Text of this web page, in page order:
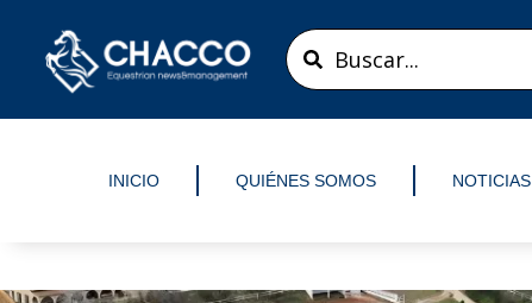
contenido
Search
...
INICIO QUIÉNES SOMOS NOTICIAS